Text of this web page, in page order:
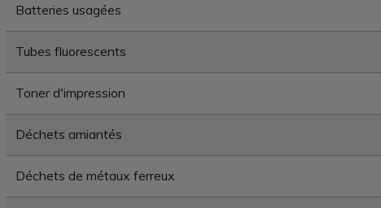
Batteries usagées
Tubes fluorescents
Toner d'impression
Déchets amiantés
Déchets de métaux ferreux